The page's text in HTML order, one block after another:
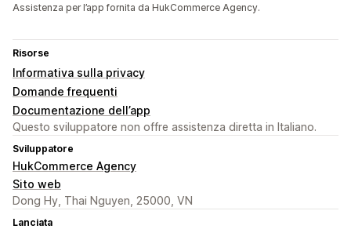
Assistenza per l’app fornita da HukCommerce Agency.
Risorse
Informativa sulla privacy
Domande frequenti
Documentazione dell’app
Questo sviluppatore non offre assistenza diretta in Italiano.
Sviluppatore
HukCommerce Agency
Sito web
Dong Hy, Thai Nguyen, 25000, VN
Lanciata